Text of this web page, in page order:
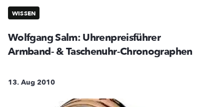
WISSEN
Wolfgang Salm: Uhrenpreisführer
Armband- & Taschenuhr-Chronographen
13. Aug 2010